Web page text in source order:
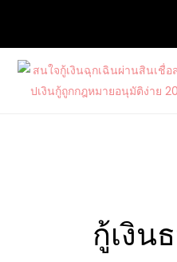
content